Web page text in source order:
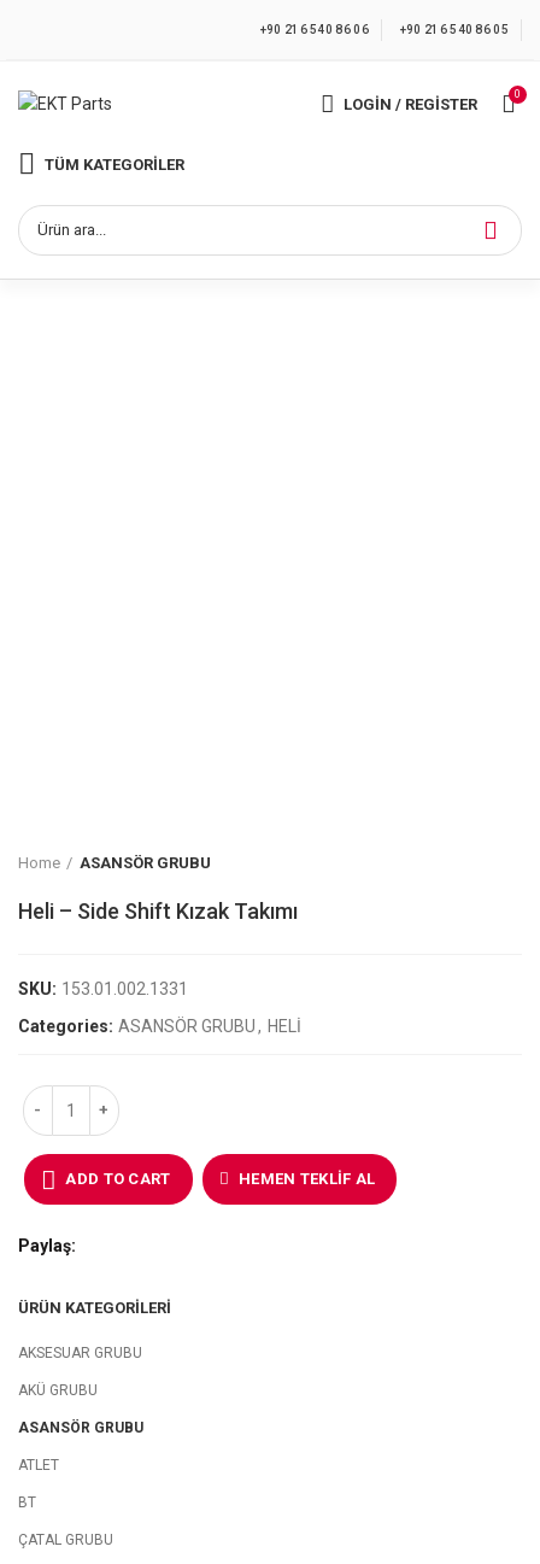
+90 216 540 86 06 +90 216 540 86 05
TÜM KATEGORILER
LOGIN / REGISTER
0
Home ASANSÖR GRUBU
Heli – Side Shift Kızak Takımı
SKU: 153.01.002.1331
Categories: ASANSÖR GRUBU, HELİ
ADD TO CART HEMEN TEKLIF AL
Paylaş
ÜRÜN KATEGORILERI
AKSESUAR GRUBU
AKÜ GRUBU
ASANSÖR GRUBU
ATLET
BT
ÇATAL GRUBU